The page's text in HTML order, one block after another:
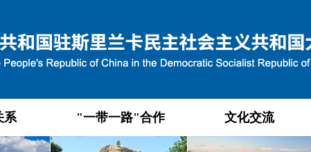
系 "一带一路"合作 文化交流